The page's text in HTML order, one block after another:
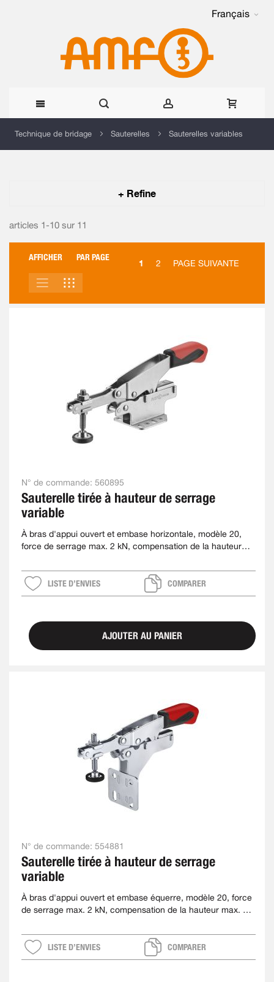
Français
Allez
Technique de bridage Sauterelles Sauterelles variables
+ Refine
articles 1-10 sur 11
AFFICHER PAR PAGE
1 2
PAGE SUIVANTE
AFFICHER
EN
LISTE
N° de commande: 560895
Sauterelle tirée à hauteur de serrage
variable
À bras d'appui ouvert et embase horizontale, modèle 20,
force de serrage max. 2 kN, compensation de la hauteur
LISTE D’ENVIES COMPARER
AJOUTER AU PANIER
N° de commande: 554881
Sauterelle tirée à hauteur de serrage
variable
À bras d'appui ouvert et embase équerre, modèle 20, force
de serrage max. 2 kN, compensation de la hauteur max. 35
LISTE D’ENVIES COMPARER